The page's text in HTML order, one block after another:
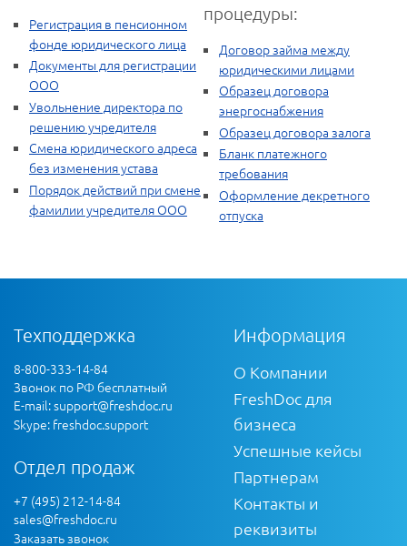
Регистрация в пенсионном
фонде юридического лица
Документы для регистрации
ООО
Увольнение директора по
решению учредителя
Смена юридического адреса
без изменения устава
Порядок действий при смене
фамилии учредителя ООО
процедуры:
Договор займа между
юридическими лицами
Образец договора
энергоснабжения
Образец договора залога
Бланк платежного
требования
Оформление декретного
отпуска
Техподдержка
8-800-333-14-84
Звонок по РФ бесплатный
E-mail:support@freshdoc.ru
Skype: freshdoc.support
Отдел продаж
+7 (495) 212-14-84
sales@freshdoc.ru
Заказать звонок
Информация
О Компании
FreshDoc для
бизнеса
Успешные кейсы
Партнерам
Контакты и
реквизиты